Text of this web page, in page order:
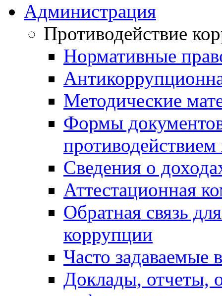
Администрация
Противодействие
Нормативные
Методические
Формы
Сведения о
Аттестационная
Обратная связь
коррупции
Часто задаваемые
Доклады, отчеты,